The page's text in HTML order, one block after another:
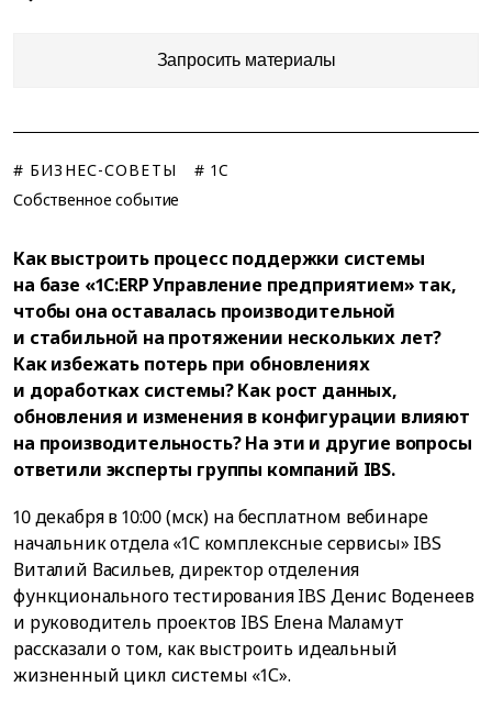
Запросить материалы
# БИЗНЕС-СОВЕТЫ
# 1C
Собственное событие
Как выстроить процесс поддержки системы
на базе «1С:ERP Управление предприятием» так,
чтобы она оставалась производительной
и стабильной на протяжении нескольких лет?
Как избежать потерь при обновлениях
и доработках системы? Как рост данных,
обновления и изменения в конфигурации влияют
на производительность? На эти и другие вопросы
ответили эксперты группы компаний IBS.
10 декабря в 10:00 (мск) на бесплатном вебинаре
начальник отдела «1С комплексные сервисы» IBS
Виталий Васильев, директор отделения
функционального тестирования IBS Денис Воденеев
и руководитель проектов IBS Елена Маламут
рассказали о том, как выстроить идеальный
жизненный цикл системы «1С».